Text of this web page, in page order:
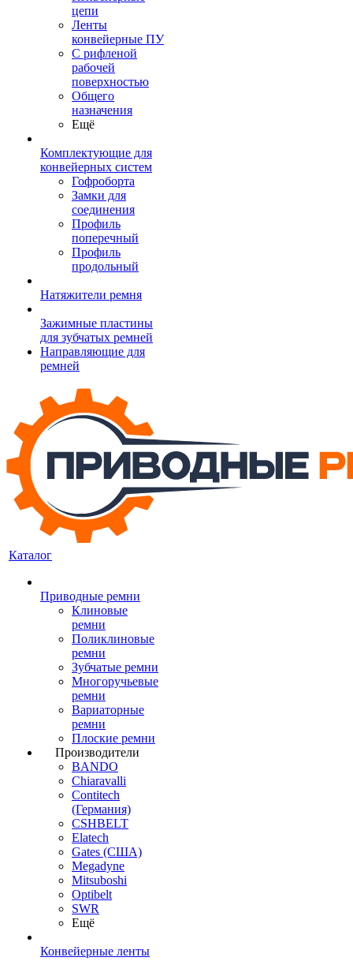
цепи
Ленты
конвейерные ПУ
С рифленой
рабочей
поверхностью
Общего
назначения
Ещё
Комплектующие для
конвейерных систем
Гофроборта
Замки для
соединения
Профиль
поперечный
Профиль
продольный
Натяжители ремня
Зажимные пластины
для зубчатых ремней
Направляющие для
ремней
Каталог
Приводные ремни
Клиновые
ремни
Поликлиновые
ремни
Зубчатые ремни
Многоручьевые
ремни
Вариаторные
ремни
Плоские ремни
Производители
BANDO
Chiaravalli
Contitech
(Германия)
CSHBELT
Elatech
Gates (США)
Megadyne
Mitsuboshi
Optibelt
SWR
Ещё
Конвейерные ленты